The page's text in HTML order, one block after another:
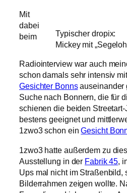
Typischer dropix:
Mickey mit
Mit
dabei
beim
Radiointerview war auch
schon damals sehr intensiv
Gesichter Bonnsauseinander
Suche nach Bonnern, die für
schienen die beiden
bestens geeignet und
1zwo3 schon einGesicht
1zwo3 hatte außerdem zu
Ausstellung in der Fabrik 45 ,
Ups mal nicht im Straßenbild,
Bilderrahmen zeigen wollte.